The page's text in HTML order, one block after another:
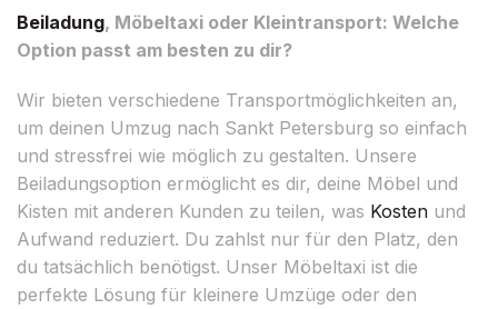
Beiladung, Möbeltaxi oder Kleintransport: Welche
Option passt am besten zu dir?
Wir bieten verschiedene Transportmöglichkeiten an,
um deinen Umzug nach Sankt Petersburg so einfach
und stressfrei wie möglich zu gestalten. Unsere
Beiladungsoption ermöglicht es dir, deine Möbel und
Kisten mit anderen Kunden zu teilen, was Kosten und
Aufwand reduziert. Du zahlst nur für den Platz, den
du tatsächlich benötigst. Unser Möbeltaxi ist die
perfekte Lösung für kleinere Umzüge oder den